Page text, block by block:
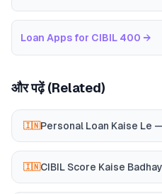
Loan Apps for CIBIL 400 →
और पढ़ें (Related)
🇮🇳Personal Loan Kaise Le
🇮🇳CIBIL Score Kaise